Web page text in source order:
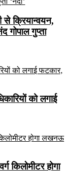
से क्रियान्वयन,
गोपाल गुप्ता
को लगाई
किलोमीटर होगा